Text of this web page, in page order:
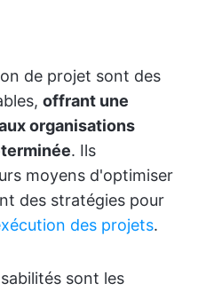
de projet sont des
offrant une
organisations
. Ils
moyens d'optimiser
des stratégies pour
des projets.
sont les